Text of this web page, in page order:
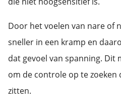
Door het voelen van nare of
sneller in een kramp en
dat gevoel van spanning. Dit
om de controle op te
zitten.